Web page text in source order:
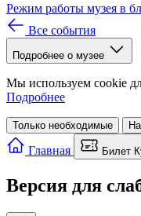
Режим работы музея в
Все события
Подробнее о музее
Мы используем cookie
Подробнее
Только необходимые
Главная Билет
Версия для